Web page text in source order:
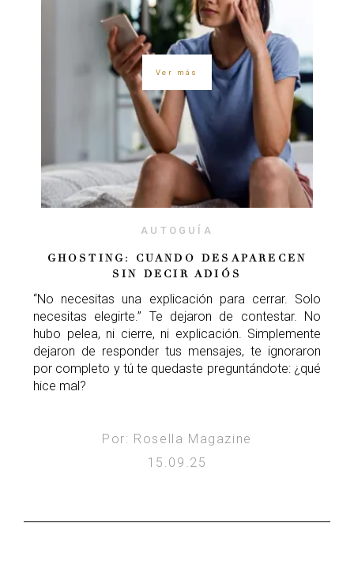
Ver más
AUTOGUÍA
GHOSTING: CUANDO DESAPARECEN
SIN DECIR ADIÓS
“No necesitas una explicación para cerrar. Solo
necesitas elegirte.” Te dejaron de contestar. No
hubo pelea, ni cierre, ni explicación. Simplemente
dejaron de responder tus mensajes, te ignoraron
por completo y tú te quedaste preguntándote: ¿qué
hice mal?
Por: Rosella Magazine
15.09.25